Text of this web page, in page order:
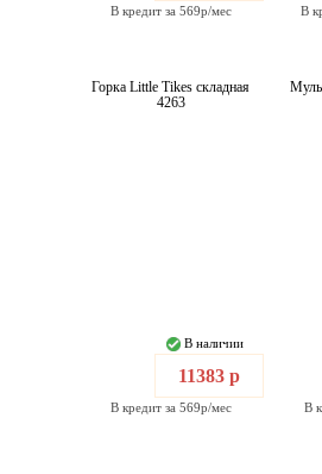
В кредит за 569р/мес В
Горка Little Tikes складная
4263
В наличии
11383 р
В кредит за 569р/мес В